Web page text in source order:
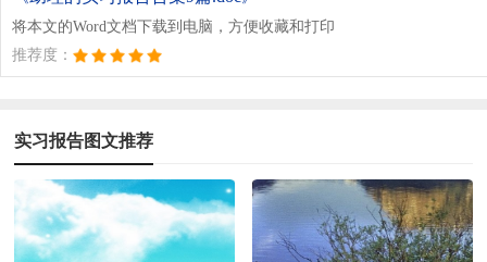
将本文的Word文档下载到电脑，方便收藏和打印
推荐度：
实习报告图文推荐